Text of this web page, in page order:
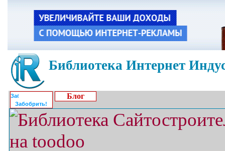
Библиотека Интернет
Забобрить!
Блог